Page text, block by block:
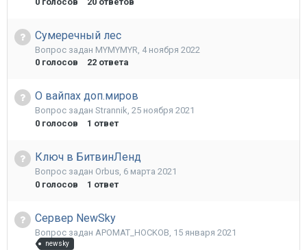
Сумеречный лес
Вопрос задан MYMYMYR 4 ноября 2022
0 голосов 22 ответа
О вайпах доп.миров
Вопрос задан Strannik, 25 ноября 2021
0 голосов 1 ответ
Ключ в БитвинЛенд
Вопрос задан Orbus, 6 марта 2021
0 голосов 1 ответ
Сервер NewSky
Вопрос задан APOMAT_HOCKOB 15 января 2021
newsky